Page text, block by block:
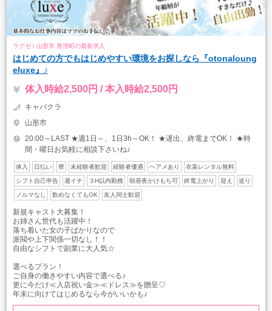
ラグゼ / 山形市 香澄町の最新求人
はじめての方でもはじめやすい環境をお探しなら『otonaloung
eluxe』♪
体入時給2,500円 / 本入時給2,500円
キャバクラ
山形市
20:00～LAST ★週1日～、1日3h～OK！ ★遅出、終電までOK！ ★時
間・曜日お気軽に相談下さいね♪
体入 日払い 寮 未経験者歓迎 経験者優遇 ヘアメあり 衣装レンタル無料
シフト自己申告 週イチ ３H以内勤務 朝昼夜かけもち可 終電上がり 迎え 送り
ノルマなし 飲めなくてもOK 友人同士歓迎
新規キャスト大募集！
お姉さん世代も活躍中！
落ち着いた女の子ばかりなので
派閥や上下関係一切なし！！
自由なシフトで副業に大人気☆
選べるプラン！
ご自身の働きやすい内容で選べる♪
更に今だけ≪入店祝い金≫≪ドレス≫を贈呈♡
年末に向けてはじめるなら今がいいかも♪